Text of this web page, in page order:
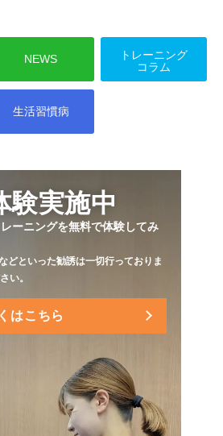
NEWS
トレーニング
コラム
生活習慣病
験実施中
ーニングを無料で体験してみ
といった勧誘は一切行っておりま
い。
はこちら